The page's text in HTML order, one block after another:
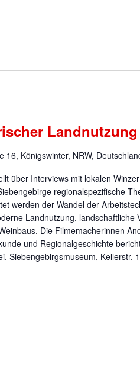
16, Königswinter, NRW,
über Interviews mit lokalen
regionalspezifische
werden der Wandel der
Landnutzung, landschaftliche
Die Filmemacherinnen
und Regionalgeschichte
Siebengebirgsmuseum, Kellerstr.